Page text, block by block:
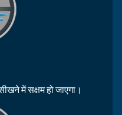
में सक्षम हो जाएगा।